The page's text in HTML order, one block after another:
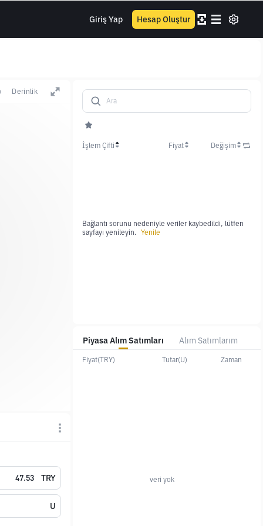
Giriş Yap Hesap Oluştur
Derinlik
TRY
U
Piyasa Alım Satımları Alım Satımlarım
Fiyat(TRY) Tutar(U) Zaman
veri yok
İşlem Çifti Fiyat Değişim
Bağlantı sorunu nedeniyle veriler kaybedildi, lütfen
sayfayı yenileyin. Yenile